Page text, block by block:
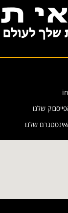
שלנו
שלנו